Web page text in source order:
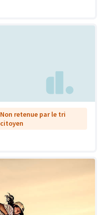
Non retenue par le tri
citoyen